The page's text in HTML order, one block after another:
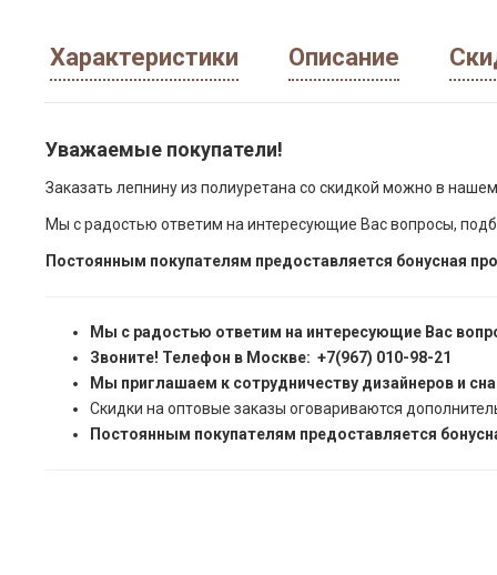
Характеристики Описание
Уважаемые покупатели!
Заказать лепнину из полиуретана со скидкой можно в
Мы с радостью ответим на интересующие Вас вопросы,
Постоянным покупателям предоставляется бонусная
Мы с радостью ответим на интересующие Вас
Звоните! Телефон в Москве: +7(967) 010-98-21
Мы приглашаем к сотрудничеству дизайнеров и
Скидки на оптовые заказы оговариваются
Постоянным покупателям предоставляется